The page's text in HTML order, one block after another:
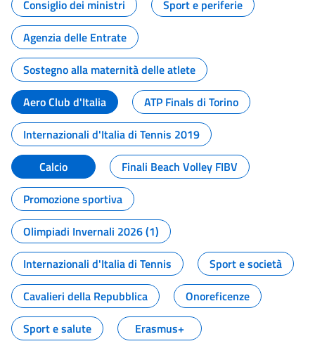
Consiglio dei ministri
Sport e periferie
Agenzia delle Entrate
Sostegno alla maternità delle atlete
Aero Club d'Italia
ATP Finals di Torino
Internazionali d'Italia di Tennis 2019
Calcio
Finali Beach Volley FIBV
Promozione sportiva
Olimpiadi Invernali 2026 (1)
Internazionali d'Italia di Tennis
Sport e società
Cavalieri della Repubblica
Onoreficenze
Sport e salute
Erasmus+